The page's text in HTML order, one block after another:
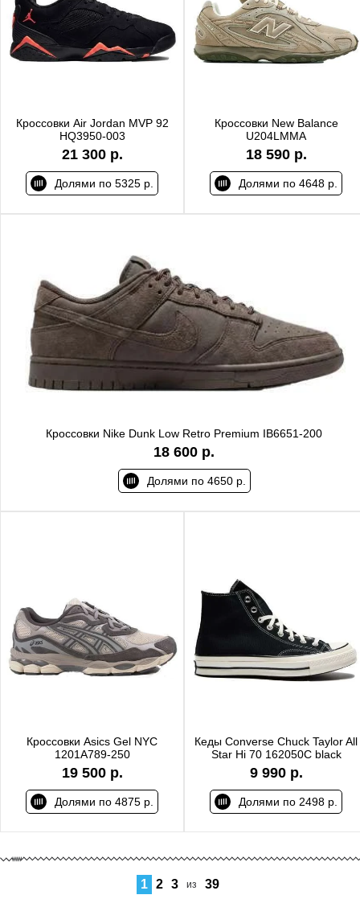
Кроссовки Air Jordan MVP 92
HQ3950-003
21 300 р.
Долями по 5325 р.
Кроссовки New Balance
U204LMMA
18 590 р.
Долями по 4648 р.
Кроссовки Nike Dunk Low Retro Premium IB6651-200
18 600 р.
Долями по 4650 р.
Кроссовки Asics Gel NYC
1201A789-250
19 500 р.
Долями по 4875 р.
Кеды Converse Chuck Taylor All
Star Hi 70 162050C black
9 990 р.
Долями по 2498 р.
1 2 3 из 39